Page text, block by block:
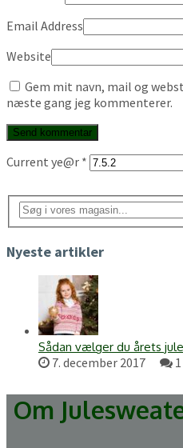
Email Address
Website
Gem mit navn, mail og
næste gang jeg kommenterer.
Current ye@r *
Nyeste artikler
Sådan vælger du årets
7. december 2017 1
Om